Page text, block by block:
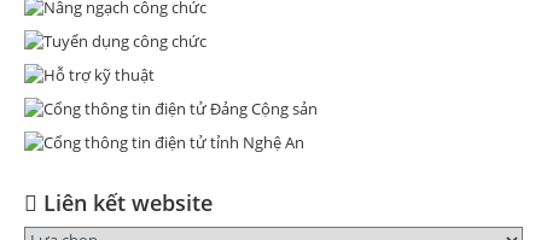
Liên kết website